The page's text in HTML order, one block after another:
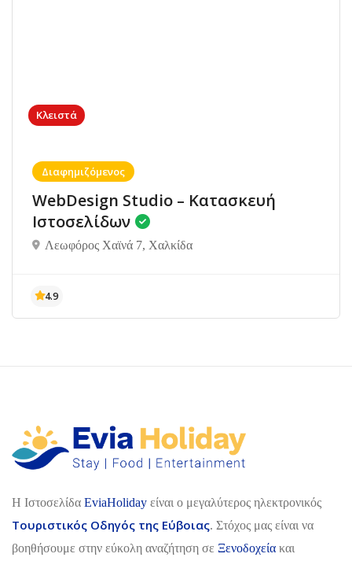
Κλειστά
Διαφημιζόμενος
WebDesign Studio – Κατασκευή
Ιστοσελίδων
Λεωφόρος Χαϊνά 7, Χαλκίδα
H Ιστοσελίδα EviaHoliday είναι ο μεγαλύτερος ηλεκτρονικός
Τουριστικός Οδηγός της Εύβοιας. Στόχος μας είναι να
βοηθήσουμε στην εύκολη αναζήτηση σε Ξενοδοχεία και